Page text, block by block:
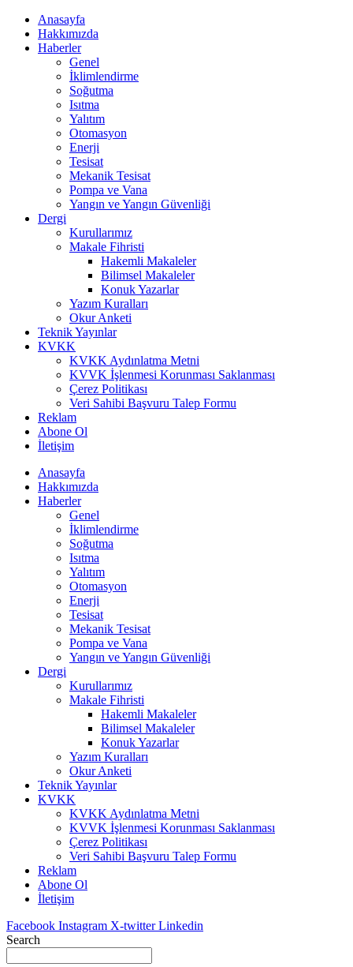
Anasayfa
Hakkımızda
Haberler
Genel
İklimlendirme
Soğutma
Isıtma
Yalıtım
Otomasyon
Enerji
Tesisat
Mekanik Tesisat
Pompa ve Vana
Yangın ve Yangın Güvenliği
Dergi
Kurullarımız
Makale Fihristi
Hakemli Makaleler
Bilimsel Makaleler
Konuk Yazarlar
Yazım Kuralları
Okur Anketi
Teknik Yayınlar
KVKK
KVKK Aydınlatma Metni
KVVK İşlenmesi Korunması Saklanması
Çerez Politikası
Veri Sahibi Başvuru Talep Formu
Reklam
Abone Ol
İletişim
Anasayfa
Hakkımızda
Haberler
Genel
İklimlendirme
Soğutma
Isıtma
Yalıtım
Otomasyon
Enerji
Tesisat
Mekanik Tesisat
Pompa ve Vana
Yangın ve Yangın Güvenliği
Dergi
Kurullarımız
Makale Fihristi
Hakemli Makaleler
Bilimsel Makaleler
Konuk Yazarlar
Yazım Kuralları
Okur Anketi
Teknik Yayınlar
KVKK
KVKK Aydınlatma Metni
KVVK İşlenmesi Korunması Saklanması
Çerez Politikası
Veri Sahibi Başvuru Talep Formu
Reklam
Abone Ol
İletişim
Facebook Instagram X-twitter Linkedin
Search